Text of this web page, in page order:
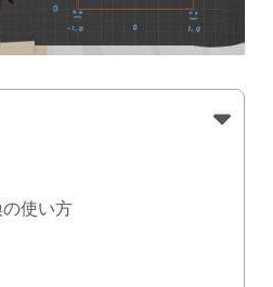
の使い方